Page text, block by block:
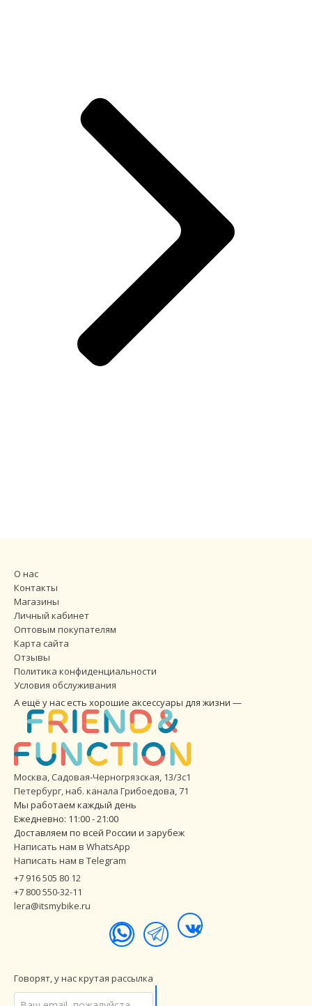
О нас
Контакты
Магазины
Личный кабинет
Оптовым покупателям
Карта сайта
Отзывы
Политика конфиденциальности
Условия обслуживания
А ещё у нас есть хорошие аксессуары для жизни —
Москва, Садовая-Черногрязская, 13/3с1
Петербург,наб. канала Грибоедова, 71
Мы работаем каждый день
Ежедневно: 11:00 - 21:00
Доставляем по всей России и зарубеж
Написать нам в WhatsApp
Написать нам в Telegram
+7 916 505 80 12
+7 800 550-32-11
lera@itsmybike.ru
Говорят, у нас крутая рассылка